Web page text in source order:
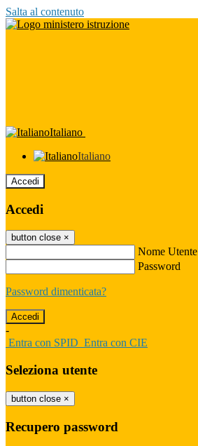
Salta al contenuto
Italiano
Italiano
Accedi
Accedi
button close ×
Nome Utente
Password
Password dimenticata?
-
Entra con SPID Entra con CIE
Seleziona utente
button close ×
Recupero password